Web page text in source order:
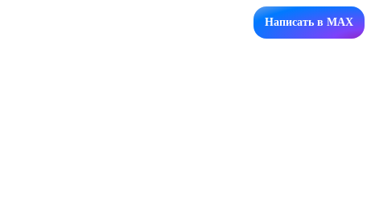
Написать в MAX